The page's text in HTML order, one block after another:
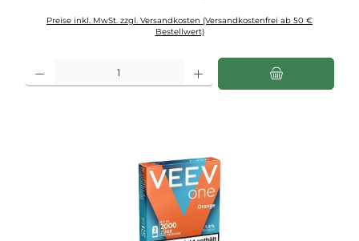
Preise inkl. MwSt. zzgl. Versandkosten (Versandkostenfrei ab 50 €
Bestellwert)